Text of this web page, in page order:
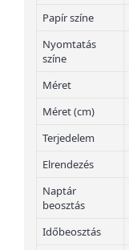
Papír színe
Nyomtatás
színe
Méret
Méret (cm)
Terjedelem
Elrendezés
Naptár
beosztás
Időbeosztás